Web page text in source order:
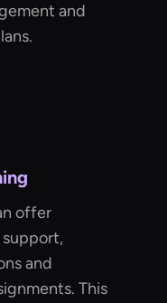
and
offer
and
This